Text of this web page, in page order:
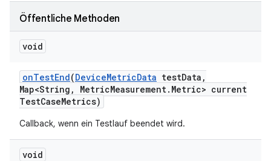
Öffentliche Methoden
void
onTestEnd(DeviceMetricData testData ,
Map<String , MetricMeasurement. Metric> current
TestCaseMetrics)
Callback, wenn ein Testlauf beendet wird.
void